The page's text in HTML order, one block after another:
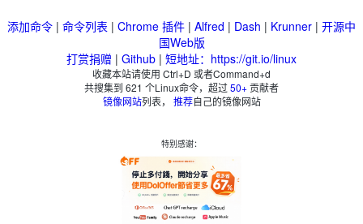
添加命令 | 命令列表 | Chrome 插件 | Alfred | Dash | Krunner | 开源中
国Web版
打赏捐赠 | Github | 短地址：https://git.io/linux
收藏本站请使用 Ctrl+D 或者Command+d
共搜集到 621 个Linux命令，超过50+贡献者
镜像网站列表， 推荐自己的镜像网站
特别感谢：